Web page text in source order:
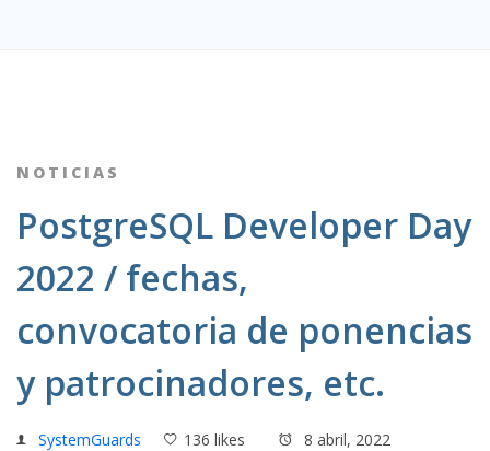
NOTICIAS
PostgreSQL Developer Day
2022 / fechas,
convocatoria de ponencias
y patrocinadores, etc.
SystemGuards 136 likes 8 abril, 2022